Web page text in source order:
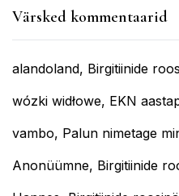
Värsked kommentaarid
alandoland, Birgitiinide
wózki widłowe, EKN
vambo, Palun nimetage
Anonüümne, Birgitiinide